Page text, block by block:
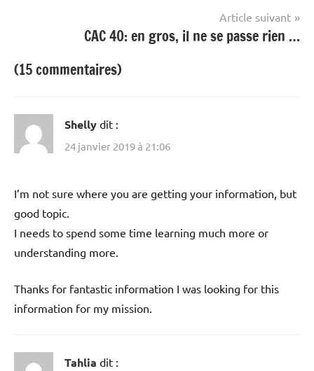
Article suivant
CAC 40: en gros, il ne se passe rien …
(15 commentaires)
Shelly dit :
24 janvier 2019 à 21:06
I’m not sure where you are getting your information, but
good topic.
I needs to spend some time learning much more or
understanding more.
Thanks for fantastic information I was looking for this
information for my mission.
Tahlia dit :